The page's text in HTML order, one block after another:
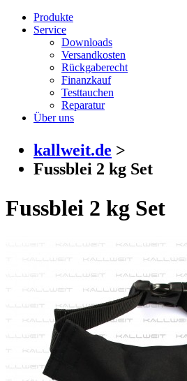
Produkte
Service
Downloads
Versandkosten
Rückgaberecht
Finanzkauf
Testtauchen
Reparatur
Über uns
kallweit.de >
Fussblei 2 kg Set
Fussblei 2 kg Set